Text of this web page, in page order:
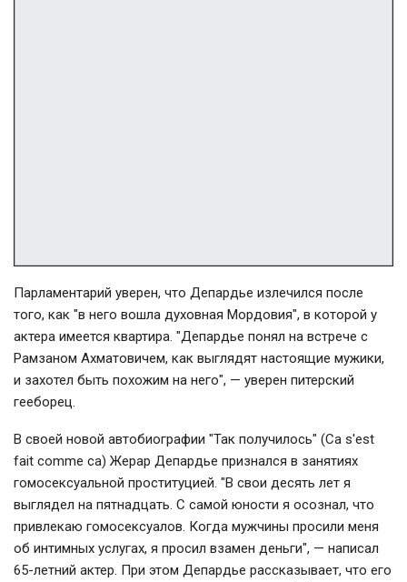
Парламентарий уверен, что Депардье излечился после
того, как "в него вошла духовная Мордовия", в которой у
актера имеется квартира. "Депардье понял на встрече с
Рамзаном Ахматовичем, как выглядят настоящие мужики,
и захотел быть похожим на него", — уверен питерский
гееборец.
В своей новой автобиографии "Так получилось" (Ca s'est
fait comme сa) Жерар Депардье признался в занятиях
гомосексуальной проституцией. "В свои десять лет я
выглядел на пятнадцать. С самой юности я осознал, что
привлекаю гомосексуалов. Когда мужчины просили меня
об интимных услугах, я просил взамен деньги", — написал
65-летний актер. При этом Депардье рассказывает, что его